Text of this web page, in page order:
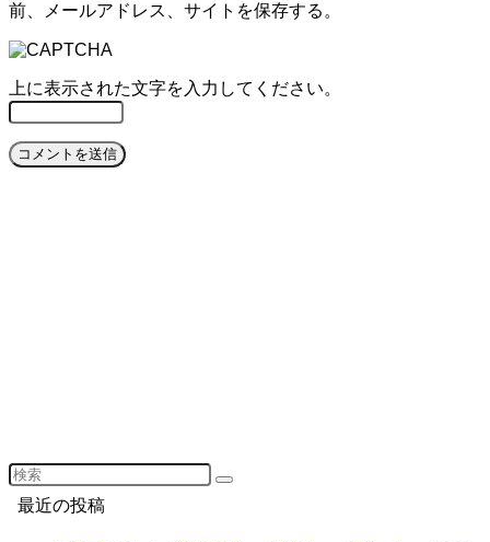
前、メールアドレス、サイトを保存する。
上に表示された文字を入力してください。
最近の投稿